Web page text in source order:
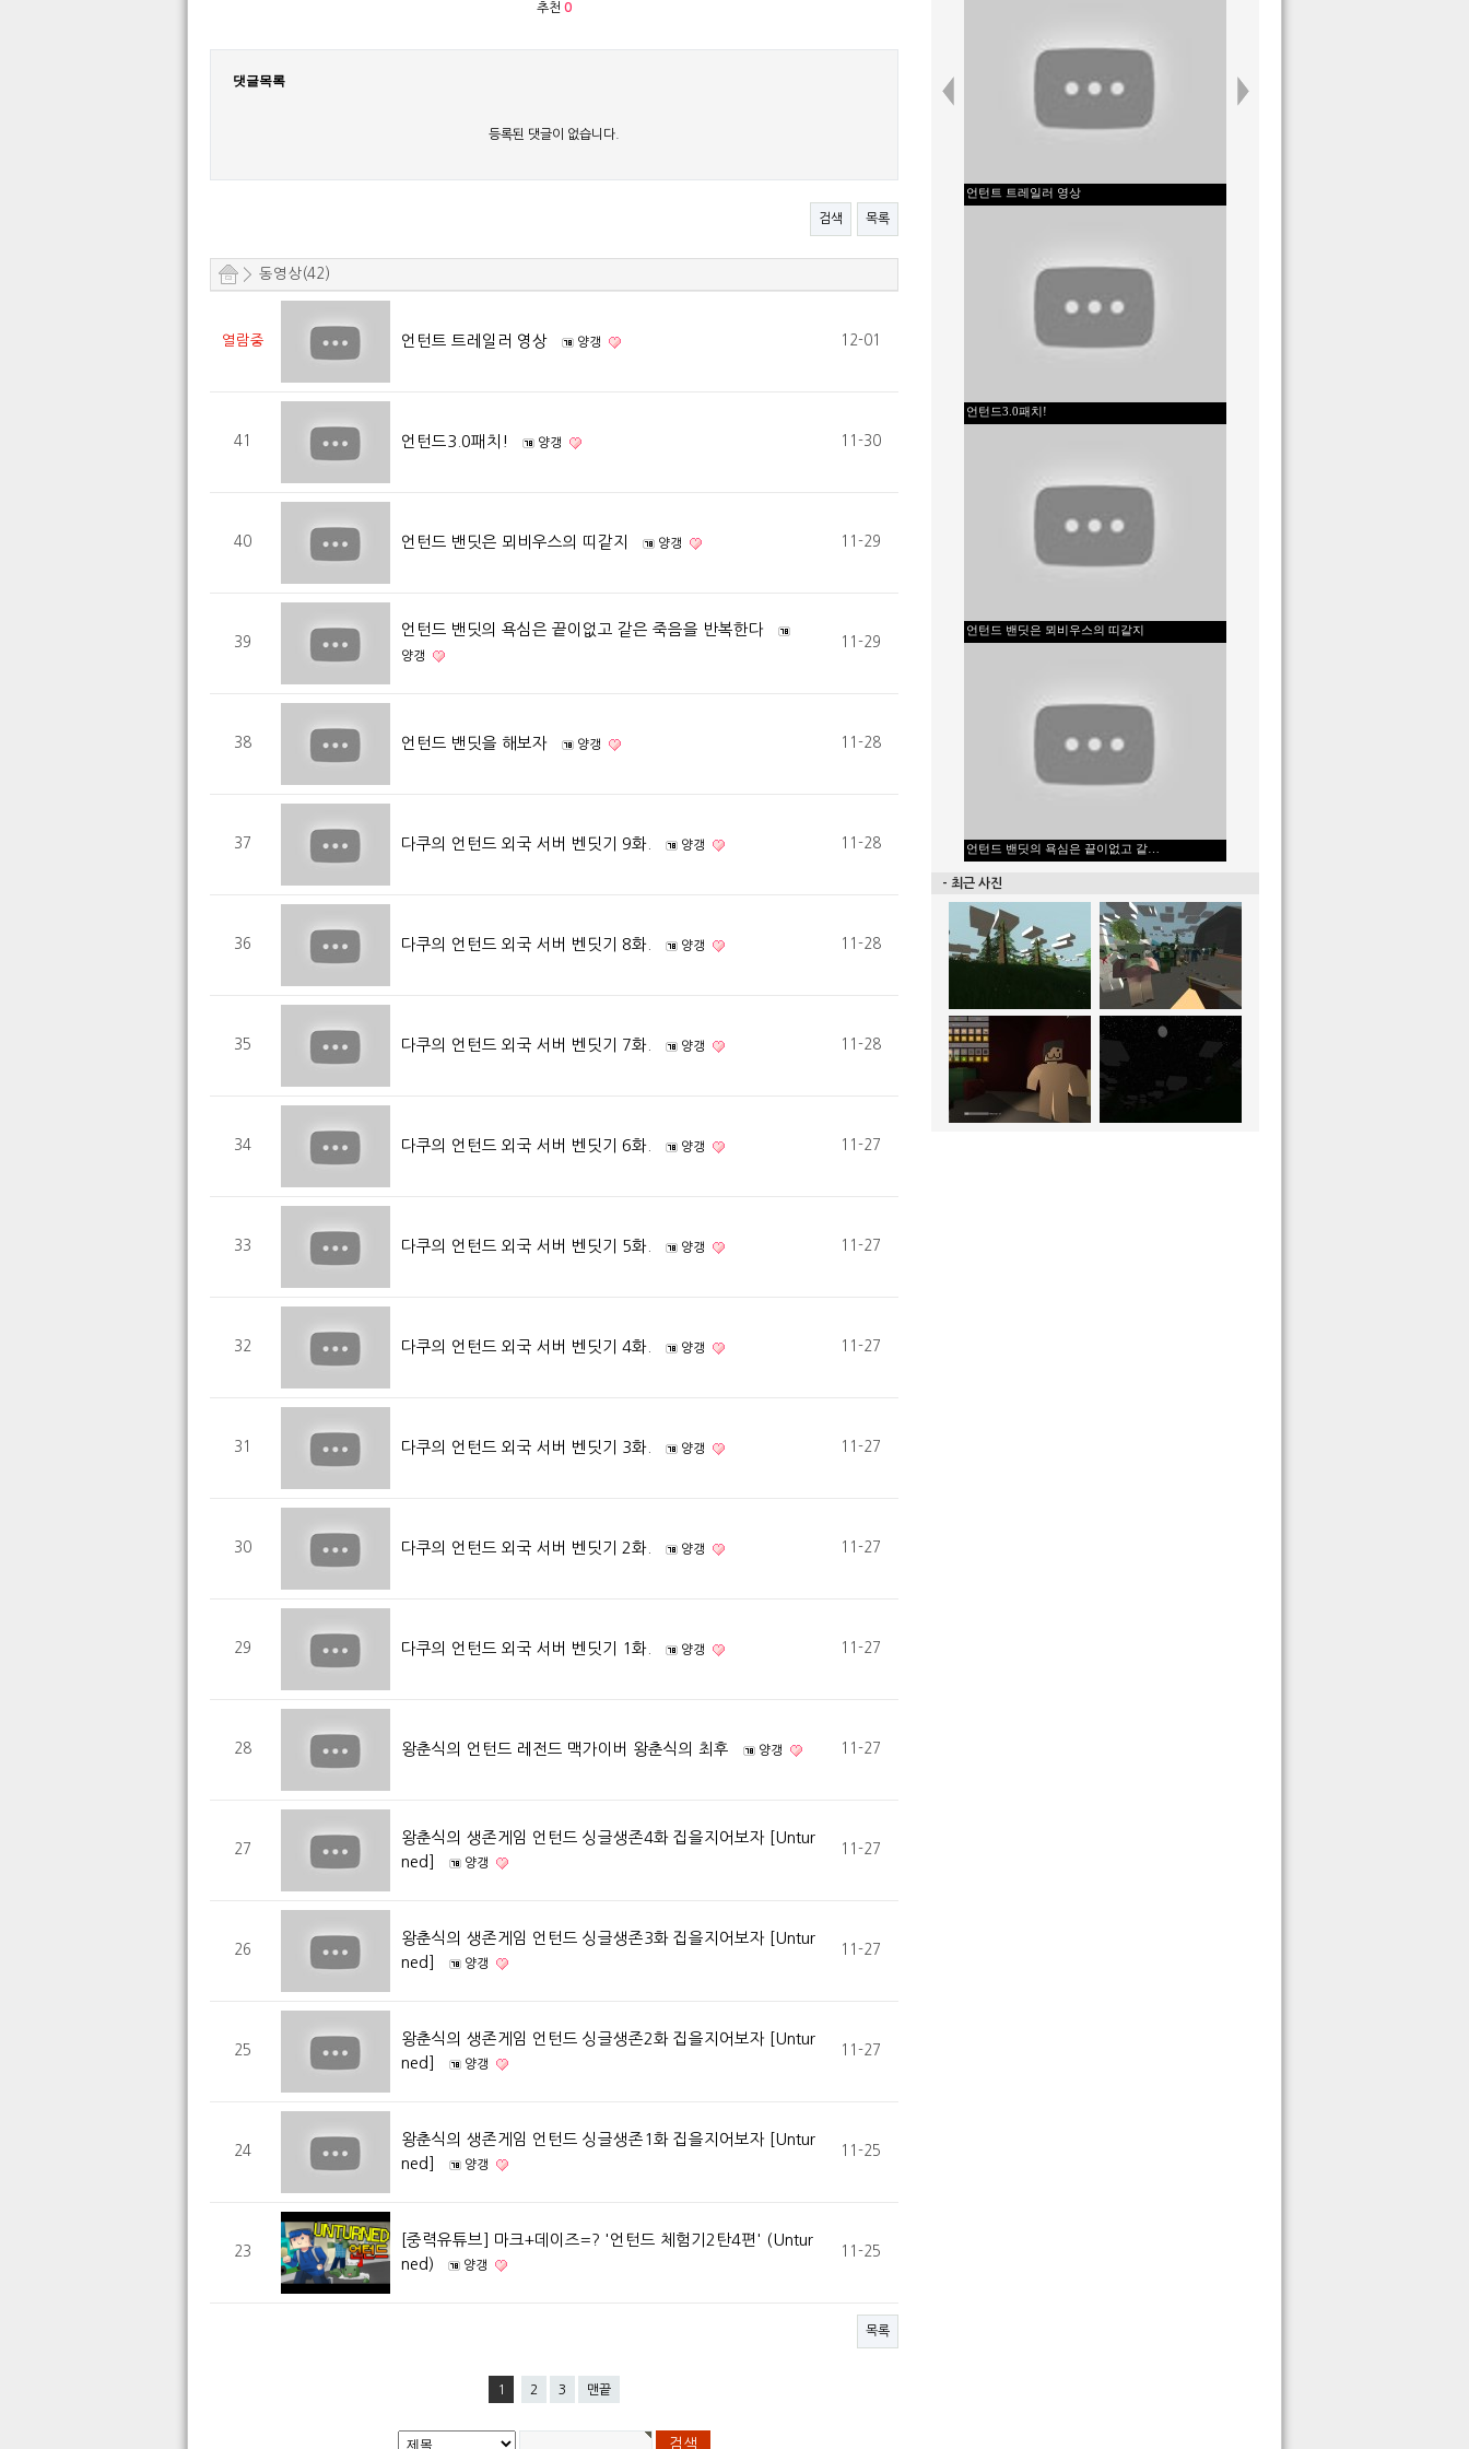
추천 0
댓글목록
등록된 댓글이 없습니다.
검색 목록
동영상(42)
열람중 언턴트 트레일러 영상 양갱 12-01
41 언턴드3.0패치! 양갱 11-30
40 언턴드 밴딧은 뫼비우스의 띠같지 양갱 11-29
39
언턴드 밴딧의 욕심은 끝이없고 같은 죽음을 반복한다
양갱
11-29
38 언턴드 밴딧을 해보자 양갱 11-28
37 다쿠의 언턴드 외국 서버 벤딧기 9화. 양갱 11-28
36 다쿠의 언턴드 외국 서버 벤딧기 8화. 양갱 11-28
35 다쿠의 언턴드 외국 서버 벤딧기 7화. 양갱 11-28
34 다쿠의 언턴드 외국 서버 벤딧기 6화. 양갱 11-27
33 다쿠의 언턴드 외국 서버 벤딧기 5화. 양갱 11-27
32 다쿠의 언턴드 외국 서버 벤딧기 4화. 양갱 11-27
31 다쿠의 언턴드 외국 서버 벤딧기 3화. 양갱 11-27
30 다쿠의 언턴드 외국 서버 벤딧기 2화. 양갱 11-27
29 다쿠의 언턴드 외국 서버 벤딧기 1화. 양갱 11-27
28 왕춘식의 언턴드 레전드 맥가이버 왕춘식의 최후 양갱 11-27
27
왕춘식의 생존게임 언턴드 싱글생존4화 집을지어보자 [Untur
ned]
양갱
11-27
26
왕춘식의 생존게임 언턴드 싱글생존3화 집을지어보자 [Untur
ned]
양갱
11-27
25
왕춘식의 생존게임 언턴드 싱글생존2화 집을지어보자 [Untur
ned]
양갱
11-27
24
왕춘식의 생존게임 언턴드 싱글생존1화 집을지어보자 [Untur
ned]
양갱
11-25
23
[중력유튜브] 마크+데이즈=? '언턴드 체험기2탄4편' (Untur
ned)
양갱
11-25
목록
1 2 3 맨끝
언턴트 트레일러 영상
언턴드3.0패치!
언턴드 밴딧은 뫼비우스의 띠같지
언턴드 밴딧의 욕심은 끝이없고 같…
- 최근 사진